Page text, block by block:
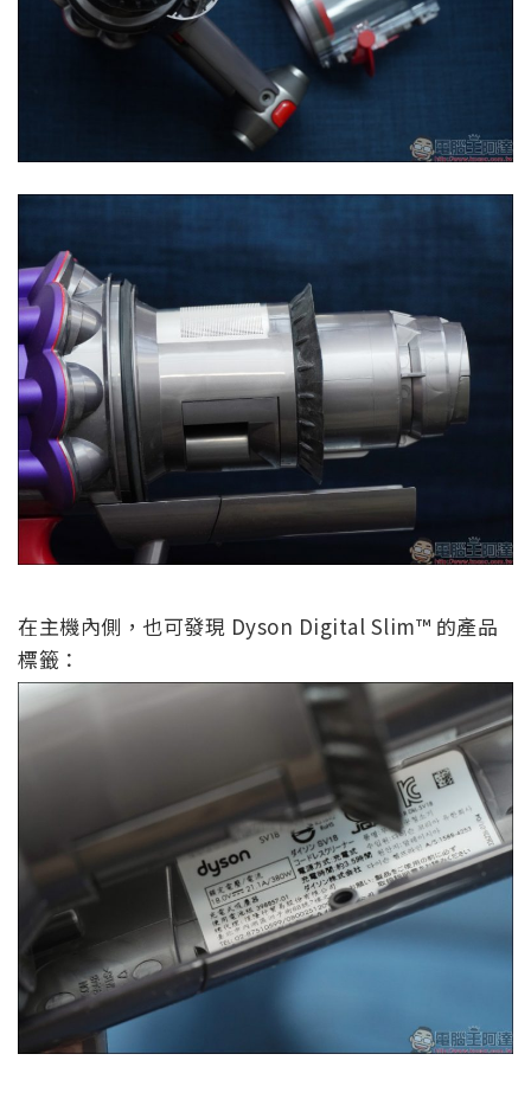
在主機內側，也可發現 Dyson Digital Slim™ 的產品
標籤：